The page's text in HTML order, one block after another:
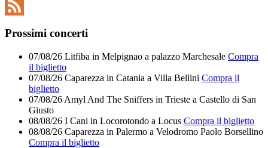
Twitter
Prossimi concerti
07/08/26 Litfiba in Melpignao a palazzo Marchesale Compra
il biglietto
07/08/26 Caparezza in Catania a Villa Bellini Compra il
biglietto
07/08/26 Amyl And The Sniffers in Trieste a Castello di San
Giusto
08/08/26 I Cani in Locorotondo a Locus Compra il biglietto
08/08/26 Caparezza in Palermo a Velodromo Paolo Borsellino
Compra il biglietto